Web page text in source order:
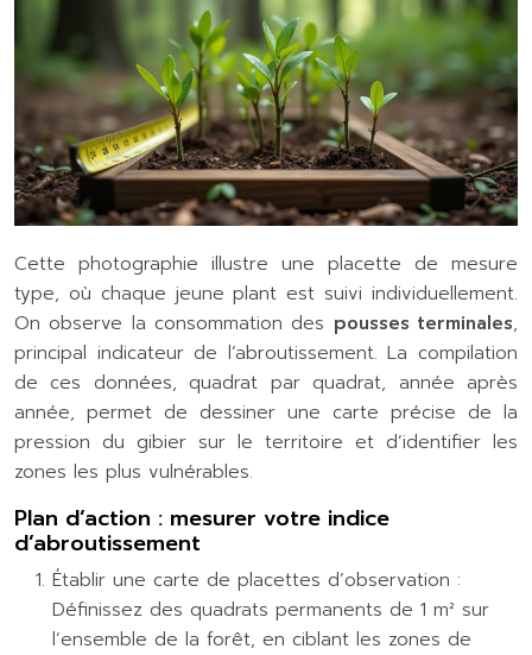
Cette photographie illustre une placette de mesure
type, où chaque jeune plant est suivi individuellement.
On observe la consommation des pousses terminales,
principal indicateur de l’abroutissement. La compilation
de ces données, quadrat par quadrat, année après
année, permet de dessiner une carte précise de la
pression du gibier sur le territoire et d’identifier les
zones les plus vulnérables.
Plan d’action : mesurer votre indice
d’abroutissement
Établir une carte de placettes d’observation :
Définissez des quadrats permanents de 1 m² sur
l’ensemble de la forêt, en ciblant les zones de